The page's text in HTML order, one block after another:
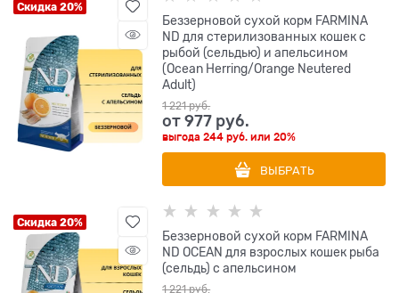
Скидка 20%
Беззерновой cухой корм FARMINA
ND для стерилизованных кошек с
рыбой (сельдью) и апельсином
(Ocean Herring/Orange Neutered
Adult)
1 221 руб.
от977 руб.
выгода244 руб. или20%
ВЫБРАТЬ
Скидка 20%
Беззерновой cухой корм FARMINA
ND OCEAN для взрослых кошек рыба
(сельдь) с апельсином
1 221 руб.